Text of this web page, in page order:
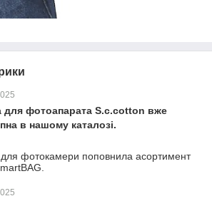
для фотоапарата S.c.cotton вже
в нашому каталозі.
фотокамери поповнила асортимент